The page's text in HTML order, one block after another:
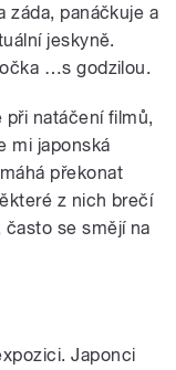
záda, panáčkuje a
jeskyně.
…s godzilou.
při natáčení filmů,
mi japonská
překonat
z nich brečí
se smějí na
Japonci